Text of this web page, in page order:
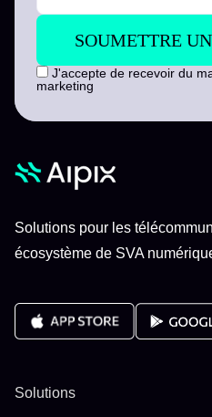
J'accepte de recevoir du
marketing
Solutions pour les
écosystème de SVA
Solutions